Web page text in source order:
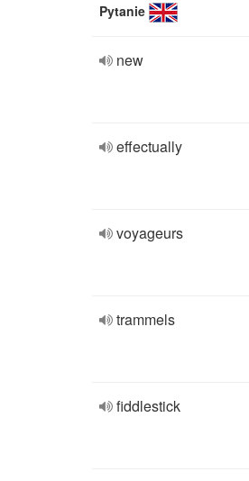
Pytanie
new
effectually
voyageurs
trammels
fiddlestick